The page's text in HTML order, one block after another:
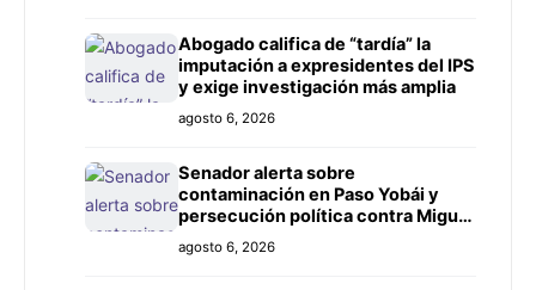
Abogado califica de “tardía” la
imputación a expresidentes del IPS
y exige investigación más amplia
agosto 6, 2026
Senador alerta sobre
contaminación en Paso Yobái y
persecución política contra Miguel
Prieto
agosto 6, 2026